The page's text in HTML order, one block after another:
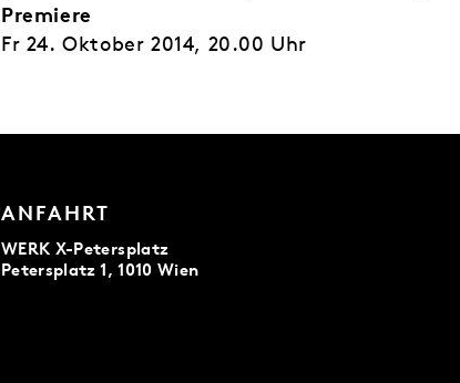
Premiere
Fr 24. Oktober 2014, 20.00 Uhr
ANFAHRT
WERK X-Petersplatz
Petersplatz 1, 1010 Wien